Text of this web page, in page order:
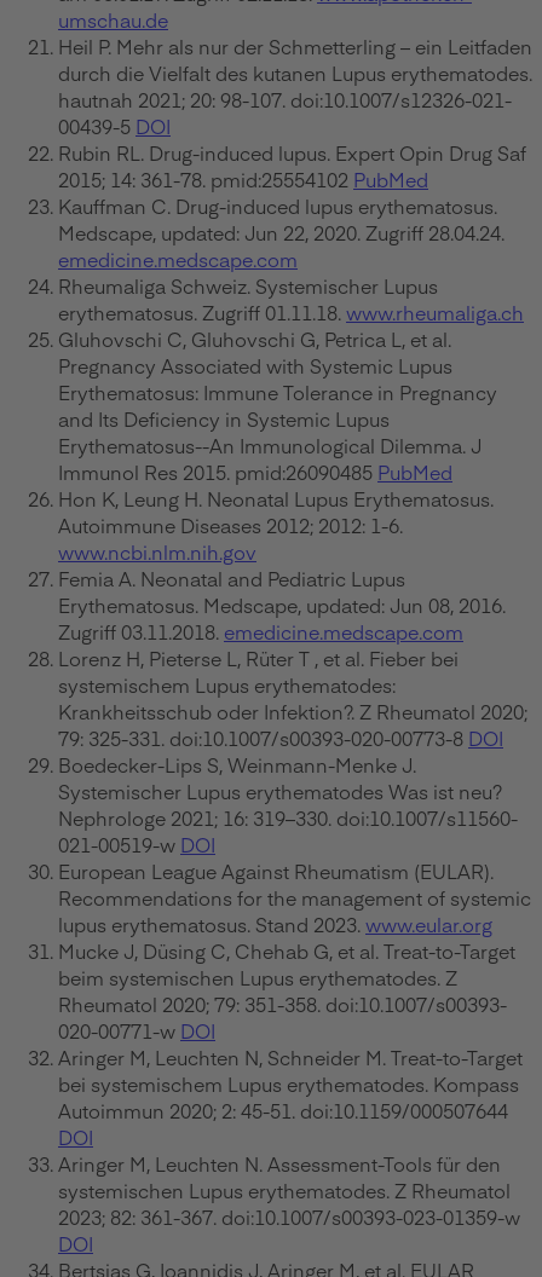
umschau.de
Heil P. Mehr als nur der Schmetterling – ein Leitfaden
durch die Vielfalt des kutanen Lupus erythematodes.
hautnah 2021; 20: 98-107. doi:10.1007/s12326-021-
00439-5 DOI
Rubin RL. Drug-induced lupus. Expert Opin Drug Saf
2015; 14: 361-78. pmid:25554102 PubMed
Kauffman C. Drug-induced lupus erythematosus.
Medscape, updated: Jun 22, 2020. Zugriff 28.04.24.
emedicine.medscape.com
Rheumaliga Schweiz. Systemischer Lupus
erythematosus. Zugriff 01.11.18. www.rheumaliga.ch
Gluhovschi C, Gluhovschi G, Petrica L, et al.
Pregnancy Associated with Systemic Lupus
Erythematosus: Immune Tolerance in Pregnancy
and Its Deficiency in Systemic Lupus
Erythematosus--An Immunological Dilemma. J
Immunol Res 2015. pmid:26090485 PubMed
Hon K, Leung H. Neonatal Lupus Erythematosus.
Autoimmune Diseases 2012; 2012: 1-6.
www.ncbi.nlm.nih.gov
Femia A. Neonatal and Pediatric Lupus
Erythematosus. Medscape, updated: Jun 08, 2016.
Zugriff 03.11.2018. emedicine.medscape.com
Lorenz H, Pieterse L, Rüter T , et al. Fieber bei
systemischem Lupus erythematodes:
Krankheitsschub oder Infektion?. Z Rheumatol 2020;
79: 325-331. doi:10.1007/s00393-020-00773-8 DOI
Boedecker-Lips S, Weinmann-Menke J.
Systemischer Lupus erythematodes Was ist neu?
Nephrologe 2021; 16: 319–330. doi:10.1007/s11560-
021-00519-w DOI
European League Against Rheumatism (EULAR).
Recommendations for the management of systemic
lupus erythematosus. Stand 2023. www.eular.org
Mucke J, Düsing C, Chehab G, et al. Treat-to-Target
beim systemischen Lupus erythematodes. Z
Rheumatol 2020; 79: 351-358. doi:10.1007/s00393-
020-00771-w DOI
Aringer M, Leuchten N, Schneider M. Treat-to-Target
bei systemischem Lupus erythematodes. Kompass
Autoimmun 2020; 2: 45-51. doi:10.1159/000507644
DOI
Aringer M, Leuchten N. Assessment-Tools für den
systemischen Lupus erythematodes. Z Rheumatol
2023; 82: 361-367. doi:10.1007/s00393-023-01359-w
DOI
Bertsias G, Ioannidis J, Aringer M, et al. EULAR